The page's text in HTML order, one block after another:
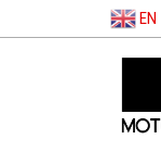
EN